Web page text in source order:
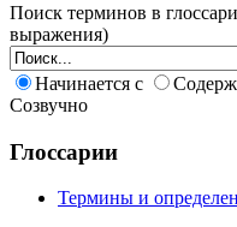
Поиск терминов в
выражения)
Начинается с
Созвучно
Глоссарии
Термины и